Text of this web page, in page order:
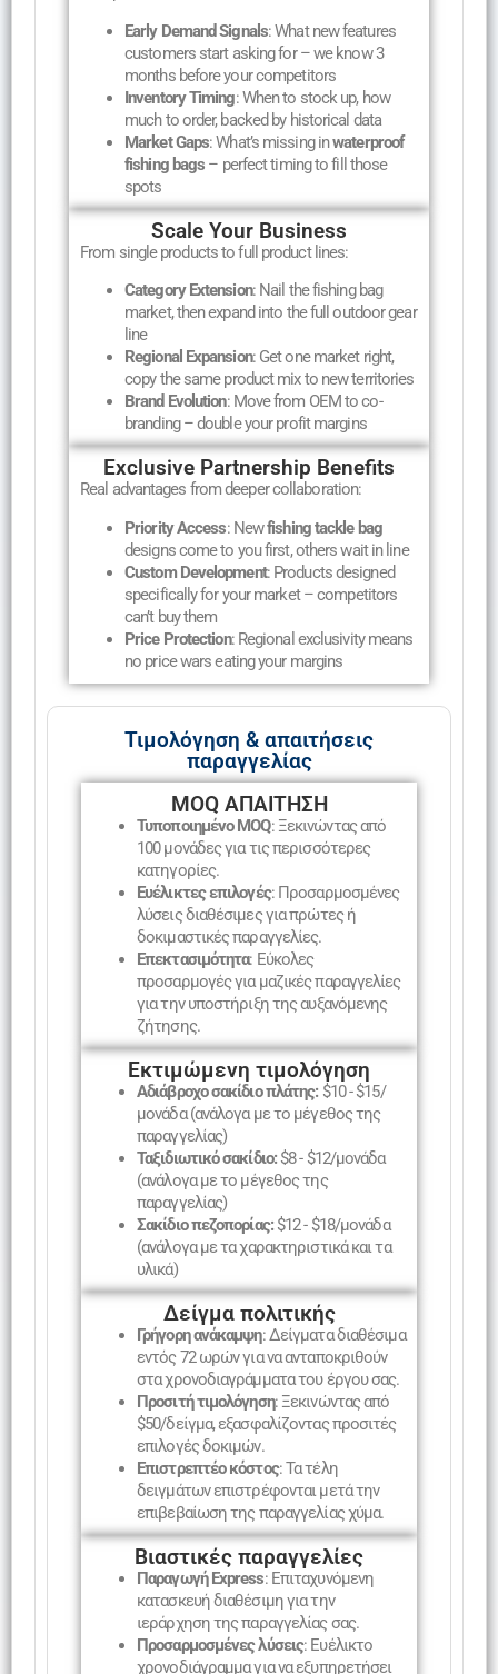
Early Demand Signals: What new features
customers start asking for – we know 3
months before your competitors
Inventory Timing: When to stock up, how
much to order, backed by historical data
Market Gaps: What’s missing inwaterproof
fishing bags – perfect timing to fill those
spots
Scale Your Business
From single products to full product lines:
Category Extension: Nail the fishing bag
market, then expand into the full outdoor gear
line
Regional Expansion: Get one market right,
copy the same product mix to new territories
Brand Evolution: Move from OEM to co-
branding – double your profit margins
Exclusive Partnership Benefits
Real advantages from deeper collaboration:
Priority Access: Newfishing tackle bag
designs come to you first, others wait in line
Custom Development: Products designed
specifically for your market – competitors
can’t buy them
Price Protection: Regional exclusivity means
no price wars eating your margins
Τιμολόγηση & απαιτήσεις
παραγγελίας
MOQ ΑΠΑΙΤΗΣΗ
Τυποποιημένο MOQ: Ξεκινώντας από
100 μονάδες για τις περισσότερες
κατηγορίες.
Ευέλικτες επιλογές: Προσαρμοσμένες
λύσεις διαθέσιμες για πρώτες ή
δοκιμαστικές παραγγελίες.
Επεκτασιμότητα: Εύκολες
προσαρμογές για μαζικές παραγγελίες
για την υποστήριξη της αυξανόμενης
ζήτησης.
Εκτιμώμενη τιμολόγηση
Αδιάβροχο σακίδιο πλάτης: $10 - $15/
μονάδα (ανάλογα με το μέγεθος της
παραγγελίας)
Ταξιδιωτικό σακίδιο: $8 - $12/μονάδα
(ανάλογα με το μέγεθος της
παραγγελίας)
Σακίδιο πεζοπορίας:$12 - $18/μονάδα
(ανάλογα με τα χαρακτηριστικά και τα
υλικά)
Δείγμα πολιτικής
Γρήγορη ανάκαμψη: Δείγματα διαθέσιμα
εντός 72 ωρών για να ανταποκριθούν
στα χρονοδιαγράμματα του έργου σας.
Προσιτή τιμολόγηση: Ξεκινώντας από
$50/δείγμα, εξασφαλίζοντας προσιτές
επιλογές δοκιμών.
Επιστρεπτέο κόστος: Τα τέλη
δειγμάτων επιστρέφονται μετά την
επιβεβαίωση της παραγγελίας χύμα.
Βιαστικές παραγγελίες
Παραγωγή Express: Επιταχυνόμενη
κατασκευή διαθέσιμη για την
ιεράρχηση της παραγγελίας σας.
Προσαρμοσμένες λύσεις: Ευέλικτο
χρονοδιάγραμμα για να εξυπηρετήσει